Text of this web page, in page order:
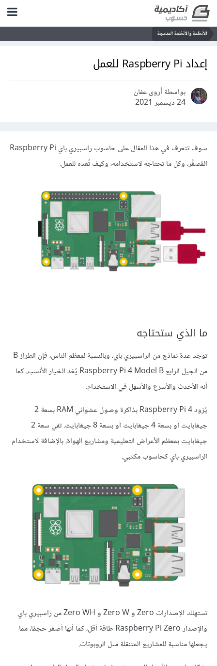
الأنظمة والأنظمة المدمجة
إعداد Raspberry Pi للعمل
بواسطة أروى عفان
24 ديسمبر 2021
سوف تتعرف في هذا المقال على حاسوب راسبيري باي Raspberry Pi
المُصغَّر، وكل ما تحتاجه لاستخدامه، وكيف تُعده للعمل.
ما الذي ستحتاجه
توجد عدة نماذج من الراسبيري باي، وبالنسبة لمعظم الناس، فإن الطراز B
من الجيل الرابع Raspberry Pi 4 Model B يُعَد الخيار الأنسب، كما
أنه الأحدث والأسرع والأسهل في الاستخدام.
يُزود Raspberry Pi 4 بذاكرة وصول عشوائي RAM بسعة 2
جيغابايت أو بسعة 4 جيغابايت أو بسعة 8 جيغابايت. تفي سعة 2
جيغابايت بمعظم الأعراض التعليمية ومشاريع الهواة، بالإضافة لاستخدام
الراسبيري باي كحاسوب مكتبي.
تستهلك الإصدارات Zero و Zero W و Zero WH من راسبيري باي
والإصدار Raspberry Pi Zero طاقة أقل، كما أنها أصغر حجمًا، مما
يجعلها مناسبة للمشاريع المتنقلة مثل الروبوتات.